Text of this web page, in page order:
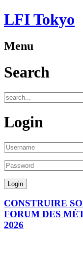
LFI Tokyo
Menu
Search
Login
CONSTRUIRE
FORUM DES
2026